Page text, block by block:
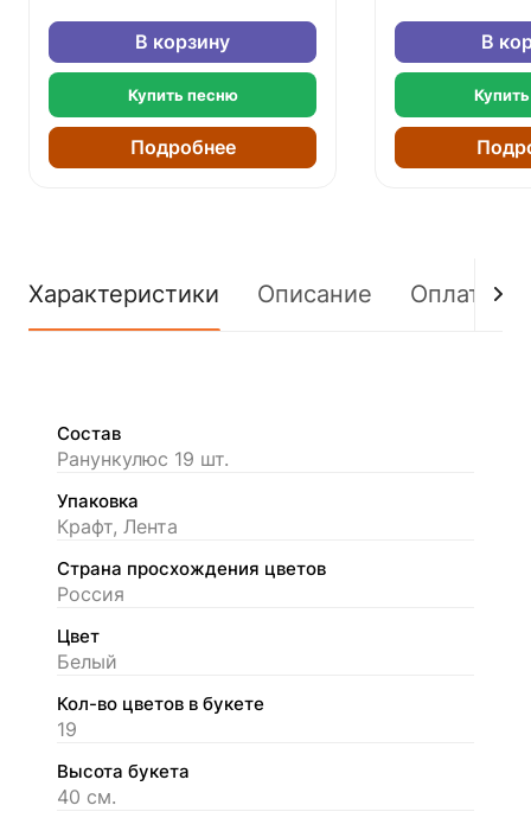
В корзину
Купить песню
Подробнее
В
Характеристики Описание Оплата
Состав
Ранункулюс 19 шт.
Упаковка
Крафт, Лента
Страна просхождения цветов
Россия
Цвет
Белый
Кол-во цветов в букете
19
Высота букета
40 см.